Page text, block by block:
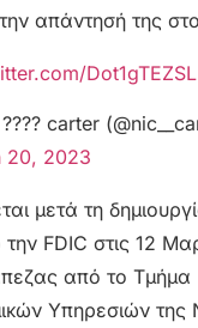
απάντησή της
Dot1gTEZSL
carter
20, 2023
μετά τη
FDIC στις 12
από το Τμήμα
Υπηρεσιών της